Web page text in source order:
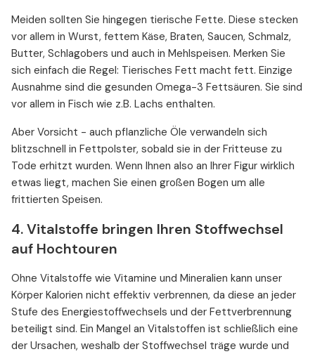
Meiden sollten Sie hingegen tierische Fette. Diese stecken
vor allem in Wurst, fettem Käse, Braten, Saucen, Schmalz,
Butter, Schlagobers und auch in Mehlspeisen. Merken Sie
sich einfach die Regel: Tierisches Fett macht fett. Einzige
Ausnahme sind die gesunden Omega-3 Fettsäuren. Sie sind
vor allem in Fisch wie z.B. Lachs enthalten.
Aber Vorsicht - auch pflanzliche Öle verwandeln sich
blitzschnell in Fettpolster, sobald sie in der Fritteuse zu
Tode erhitzt wurden. Wenn Ihnen also an Ihrer Figur wirklich
etwas liegt, machen Sie einen großen Bogen um alle
frittierten Speisen.
4. Vitalstoffe bringen Ihren Stoffwechsel
auf Hochtouren
Ohne Vitalstoffe wie Vitamine und Mineralien kann unser
Körper Kalorien nicht effektiv verbrennen, da diese an jeder
Stufe des Energiestoffwechsels und der Fettverbrennung
beteiligt sind. Ein Mangel an Vitalstoffen ist schließlich eine
der Ursachen, weshalb der Stoffwechsel träge wurde und